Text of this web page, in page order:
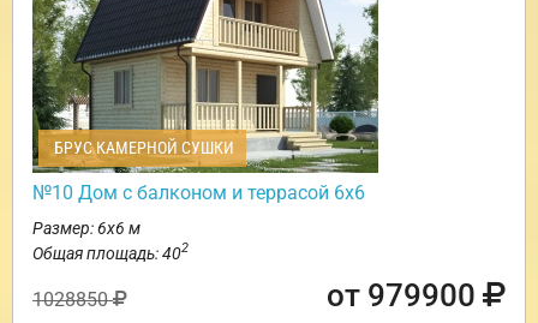
БРУС КАМЕРНОЙ СУШКИ
№10 Дом с балконом и террасой 6х6
Размер: 6х6 м
Общая площадь: 402
1028850 от 979900